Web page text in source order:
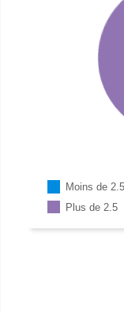
Moins de 2.5
Plus de 2.5